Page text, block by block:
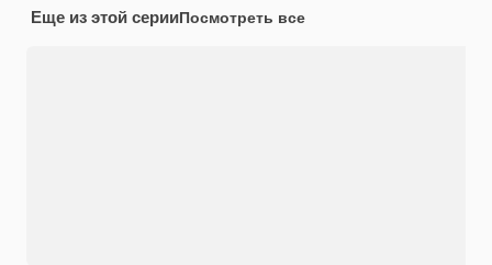
Еще из этой серииПосмотреть все